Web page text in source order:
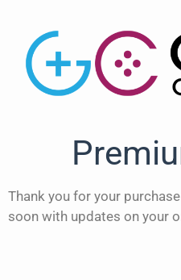
Thank you for your
soon with updates on your